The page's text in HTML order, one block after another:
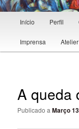
Saltar para o
Início Perfil
Imprensa Atelier
A queda
Publicado aMarço